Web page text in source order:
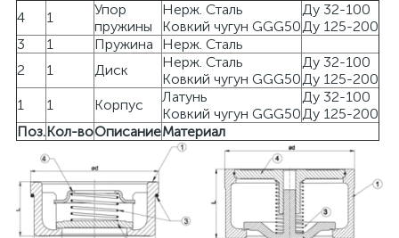
4 1
Упор
пружины
Нерж. Сталь
Ковкий чугун GGG50
Ду 32-100
Ду 125-200
3
1 Пружина
Нерж. Сталь
2
1 Диск
Нерж. Сталь
Ковкий чугун GGG50
Ду 32-100
Ду 125-200
1
1 Корпус
Латунь
Ковкий чугун GGG50
Ду 32-100
Ду 125-200
Поз.Кол-воОписаниеМатериал